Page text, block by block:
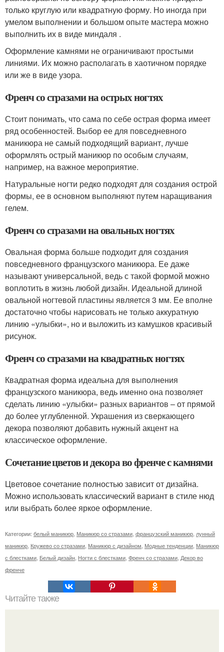
только круглую или квадратную форму. Но иногда при
умелом выполнении и большом опыте мастера можно
выполнить их в виде миндаля .
Оформление камнями не ограничивают простыми
линиями. Их можно располагать в хаотичном порядке
или же в виде узора.
Френч со стразами на острых ногтях
Стоит понимать, что сама по себе острая форма имеет
ряд особенностей. Выбор ее для повседневного
маникюра не самый подходящий вариант, лучше
оформлять острый маникюр по особым случаям,
например, на важное мероприятие.
Натуральные ногти редко подходят для создания острой
формы, ее в основном выполняют путем наращивания
гелем.
Френч со стразами на овальных ногтях
Овальная форма больше подходит для создания
повседневного французского маникюра. Ее даже
называют универсальной, ведь с такой формой можно
воплотить в жизнь любой дизайн. Идеальной длиной
овальной ногтевой пластины является 3 мм. Ее вполне
достаточно чтобы нарисовать не только аккуратную
линию «улыбки», но и выложить из камушков красивый
рисунок.
Френч со стразами на квадратных ногтях
Квадратная форма идеальна для выполнения
французского маникюра, ведь именно она позволяет
сделать линию «улыбки» разных вариантов – от прямой
до более углубленной. Украшения из сверкающего
декора позволяют добавить нужный акцент на
классическое оформление.
Сочетание цветов и декора во френче с камнями
Цветовое сочетание полностью зависит от дизайна.
Можно использовать классический вариант в стиле нюд
или выбрать более яркое оформление.
Категории: белый маникюр Маникюр со стразами французский маникюр лунный
маникюр Кружево со стразами Маникюр с дизайном Модные тенденции Маникюр
с блестками Белый дизайн Ногти с блестками Френч со стразами Декор во
френче
Читайте также